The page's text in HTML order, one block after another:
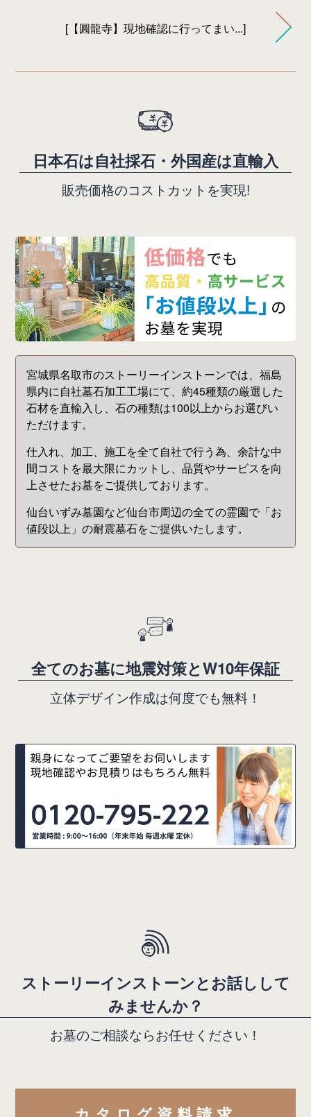
[【圓龍寺】現地確認に行ってまい...]
日本石は自社採石 ・ 外国産は直輸入
販売価格のコ ス ト カ ッ ト を実現!
宮城県名取市のストーリーインストーンでは、福島
県内に自社墓石加工工場にて、約45種類の厳選した
石材を直輸入し、石の種類は100以上からお選びい
ただけます。
仕入れ、加工、施工を全て自社で行う為、余計な中
間コストを最大限にカットし、品質やサービスを向
上させたお墓をご提供しております。
仙台いずみ墓園など仙台市周辺の全ての霊園で「お
値段以上」の耐震墓石をご提供いたします。
全てのお墓に地震対策とW10年保証
立体デザイン作成は何度でも無料 ！
ス ト ーリ ーインス ト ーンとお話し して
みませんか？
お墓のご相談ならお任せ く ださい ！